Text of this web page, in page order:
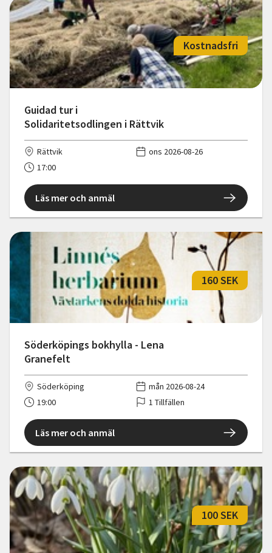
Guidad tur i
Solidaritetsodlingen i Rättvik
Kostnadsfri
Rättvik
ons 2026-08-26
17:00
Läs mer och anmäl
Söderköpings bokhylla - Lena
Granefelt
160 SEK
Söderköping
mån 2026-08-24
19:00
1 Tillfällen
Läs mer och anmäl
100 SEK